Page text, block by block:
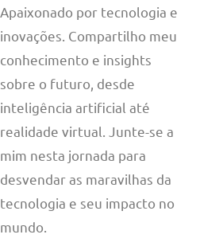
Apaixonado por tecnologia e
inovações. Compartilho meu
conhecimento e insights
sobre o futuro, desde
inteligência artificial até
realidade virtual. Junte-se a
mim nesta jornada para
desvendar as maravilhas da
tecnologia e seu impacto no
mundo.